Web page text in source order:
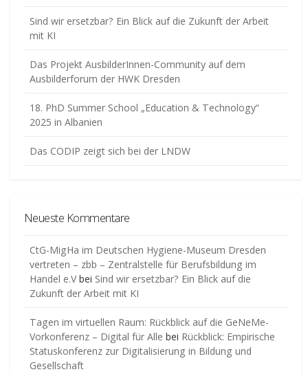
Sind wir ersetzbar? Ein Blick auf die Zukunft der Arbeit
mit KI
Das Projekt AusbilderInnen-Community auf dem
Ausbilderforum der HWK Dresden
18. PhD Summer School „Education & Technology“
2025 in Albanien
Das CODIP zeigt sich bei der LNDW
Neueste Kommentare
CtG-MigHa im Deutschen Hygiene-Museum Dresden
vertreten – zbb – Zentralstelle für Berufsbildung im
Handel e.Vbei Sind wir ersetzbar? Ein Blick auf die
Zukunft der Arbeit mit KI
Tagen im virtuellen Raum: Rückblick auf die GeNeMe-
Vorkonferenz – Digital für Alle bei Rückblick: Empirische
Statuskonferenz zur Digitalisierung in Bildung und
Gesellschaft